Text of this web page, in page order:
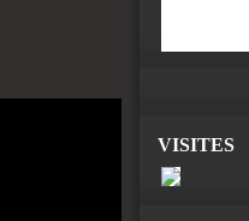
VISITES